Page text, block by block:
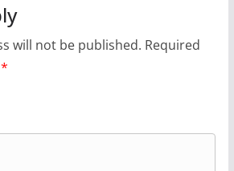
will not be published. Required
*